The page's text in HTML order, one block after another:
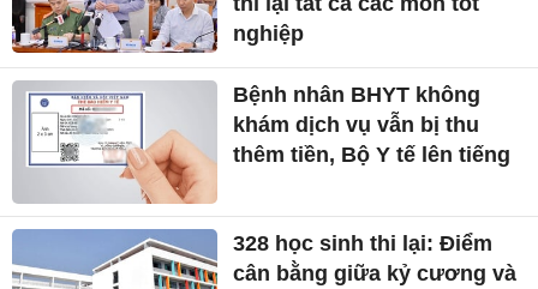
nghiệp
Bệnh nhân BHYT không
khám dịch vụ vẫn bị thu
thêm tiền, Bộ Y tế lên tiếng
328 học sinh thi lại: Điểm
cân bằng giữa kỷ cương và